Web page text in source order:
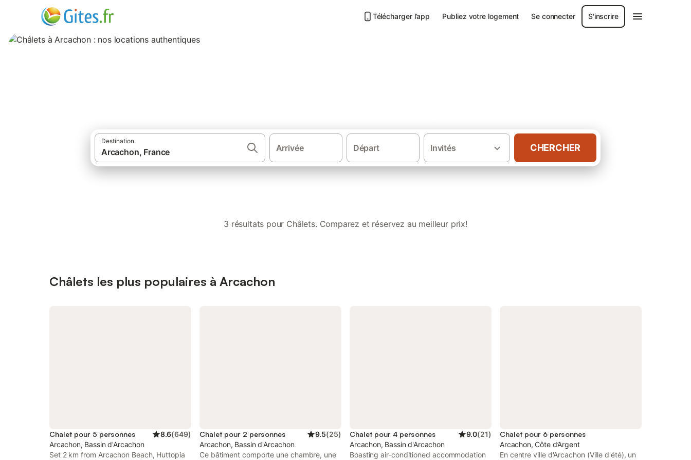
Télécharger l’app Publiez votre logement Se connecter S'inscrire
Destination
Arrivée Départ Invités CHERCHER
3 résultats pour Châlets. Comparez et réservez au meilleur prix!
Châlets les plus populaires à Arcachon
Chalet pour 5 personnes 8.6(649)
Arcachon, Bassin d'Arcachon
Set 2 km from Arcachon Beach, Huttopia
Chalet pour 2 personnes 9.5(25)
Arcachon, Bassin d'Arcachon
Ce bâtiment comporte une chambre, une
Chalet pour 4 personnes 9.0(21)
Arcachon, Bassin d'Arcachon
Boasting air-conditioned accommodation
Chalet pour 6 personnes
Arcachon, Côte d’Argent
En centre ville d'Arcachon (Ville d'été), un